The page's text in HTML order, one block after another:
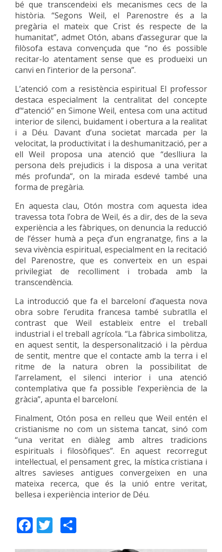
bé que transcendeixi els mecanismes cecs de la
història. “Segons Weil, el Parenostre és a la
pregària el mateix que Crist és respecte de la
humanitat”, admet Otón, abans d’assegurar que la
filòsofa estava convençuda que “no és possible
recitar-lo atentament sense que es produeixi un
canvi en l’interior de la persona”.
L’atenció com a resistència espiritual El professor
destaca especialment la centralitat del concepte
d’“atenció” en Simone Weil, entesa com una actitud
interior de silenci, buidament i obertura a la realitat
i a Déu. Davant d’una societat marcada per la
velocitat, la productivitat i la deshumanització, per a
ell Weil proposa una atenció que “deslliura la
persona dels prejudicis i la disposa a una veritat
més profunda“, on la mirada esdevé també una
forma de pregària.
En aquesta clau, Otón mostra com aquesta idea
travessa tota l’obra de Weil, és a dir, des de la seva
experiència a les fàbriques, on denuncia la reducció
de l’ésser humà a peça d’un engranatge, fins a la
seva vivència espiritual, especialment en la recitació
del Parenostre, que es converteix en un espai
privilegiat de recolliment i trobada amb la
transcendència.
La introducció que fa el barceloní d’aquesta nova
obra sobre l’erudita francesa també subratlla el
contrast que Weil estableix entre el treball
industrial i el treball agrícola. “La fàbrica simbolitza,
en aquest sentit, la despersonalització i la pèrdua
de sentit, mentre que el contacte amb la terra i el
ritme de la natura obren la possibilitat de
l’arrelament, el silenci interior i una atenció
contemplativa que fa possible l’experiència de la
gràcia”, apunta el barceloní.
Finalment, Otón posa en relleu que Weil entén el
cristianisme no com un sistema tancat, sinó com
“una veritat en diàleg amb altres tradicions
espirituals i filosòfiques”. En aquest recorregut
intel·lectual, el pensament grec, la mística cristiana i
altres savieses antigues convergeixen en una
mateixa recerca, que és la unió entre veritat,
bellesa i experiència interior de Déu.
Facebook
Twitter